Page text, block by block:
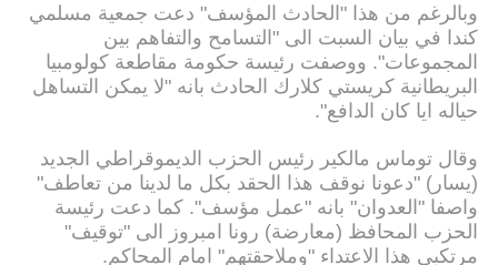
وبالرغم من هذا "الحادث المؤسف" دعت جمعية مسلمي
كندا في بيان السبت الى "التسامح والتفاهم بين
المجموعات". ووصفت رئيسة حكومة مقاطعة كولومبيا
البريطانية كريستي كلارك الحادث بانه "لا يمكن التساهل
حياله ايا كان الدافع".
وقال توماس مالكير رئيس الحزب الديموقراطي الجديد
(يسار) "دعونا نوقف هذا الحقد بكل ما لدينا من تعاطف"
واصفا "العدوان" بانه "عمل مؤسف". كما دعت رئيسة
الحزب المحافظ (معارضة) رونا امبروز الى "توقيف"
مرتكبي هذا الاعتداء "وملاحقتهم" امام المحاكم.